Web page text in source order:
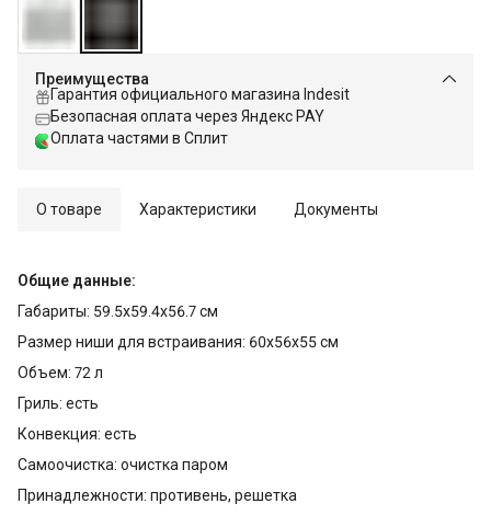
Преимущества
Гарантия официального магазина Indesit
Безопасная оплата через Яндекс PAY
Оплата частями в Сплит
О товаре Характеристики Документы
Общие данные:
Габариты: 59.5х59.4х56.7 см
Размер ниши для встраивания: 60х56х55 см
Объем: 72 л
Гриль: есть
Конвекция: есть
Самоочистка: очистка паром
Принадлежности: противень, решетка